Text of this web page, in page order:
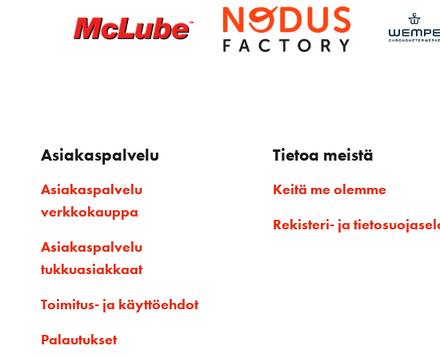
Asiakaspalvelu
Asiakaspalvelu
verkkokauppa
Asiakaspalvelu
tukkuasiakkaat
Toimitus- ja käyttöehdot
Palautukset
Tietoa meistä
Keitä me olemme
Rekisteri- ja